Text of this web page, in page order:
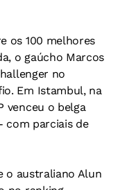
os 100 melhores
o gaúcho Marcos
no
Em Istambul, na
venceu o belga
com parciais de
o australiano Alun